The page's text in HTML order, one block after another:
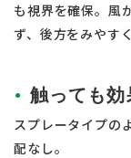
も視界を確保。風
ず、後方をみやす
触っても
スプレータイプの
配なし。